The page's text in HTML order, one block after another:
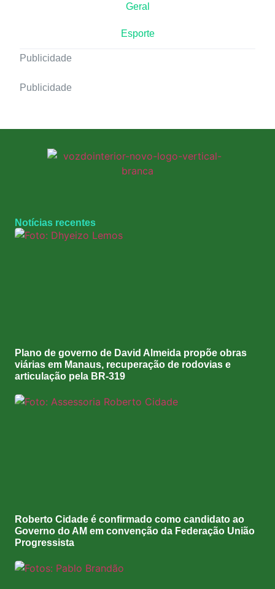
Geral
Esporte
Publicidade
Publicidade
Notícias recentes
Plano de governo de David Almeida propõe obras
viárias em Manaus, recuperação de rodovias e
articulação pela BR-319
Roberto Cidade é confirmado como candidato ao
Governo do AM em convenção da Federação União
Progressista